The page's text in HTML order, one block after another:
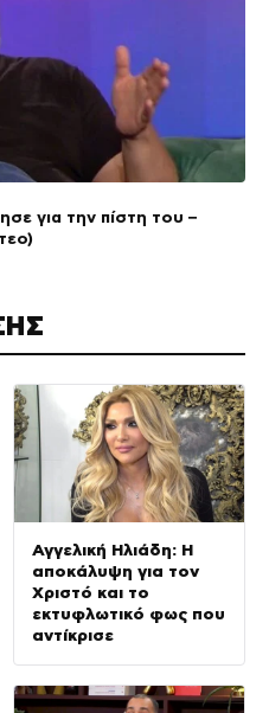
για την πίστη του –
Αγγελική Ηλιάδη: Η
αποκάλυψη για τον
Χριστό και το
εκτυφλωτικό φως που
αντίκρισε